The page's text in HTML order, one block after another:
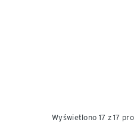
Wyświetlono 17 z 17